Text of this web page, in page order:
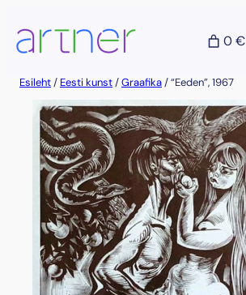
sisu
juurde
0 €
Esileht/ Eesti kunst/Graafika/ “Eeden”, 1967